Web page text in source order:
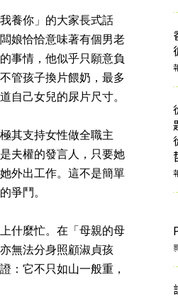
養你」的大家長式話
娘恰恰意味著有個男老
事情，他似乎只願意負
管孩子換片餵奶，最多
自己女兒的尿片尺寸。
其支持女性做全職主
夫權的發言人 ，只要她
外出工作。這不是簡單
爭鬥。
什麼忙。在「母親的母
無法分身照顧淑貞孩
：它不只如山一般重，